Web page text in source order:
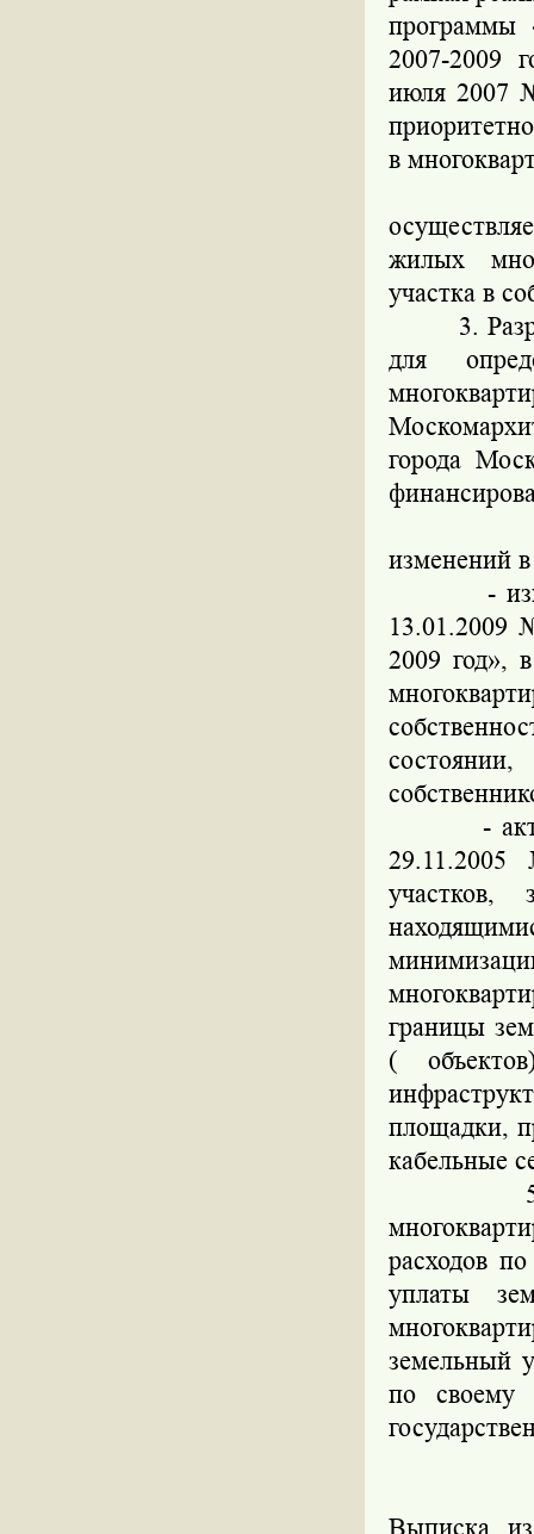
программы
2007-2009
июля 2007
в
жилых
участка в
3.
для
города
изменений
-
13.01.2009
2009 год»,
-
участков,
границы
(
площадки,
кабельные
5.
расходов
уплаты
земельный
по своему
Выписка